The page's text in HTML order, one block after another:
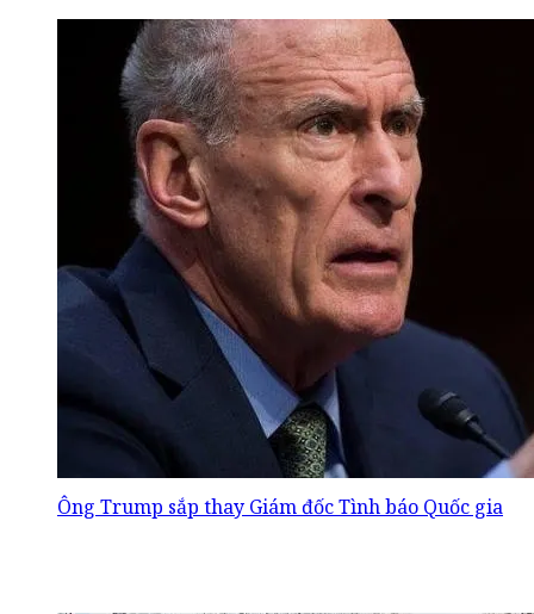
Ông Trump sắp thay Giám đốc Tình báo Quốc gia